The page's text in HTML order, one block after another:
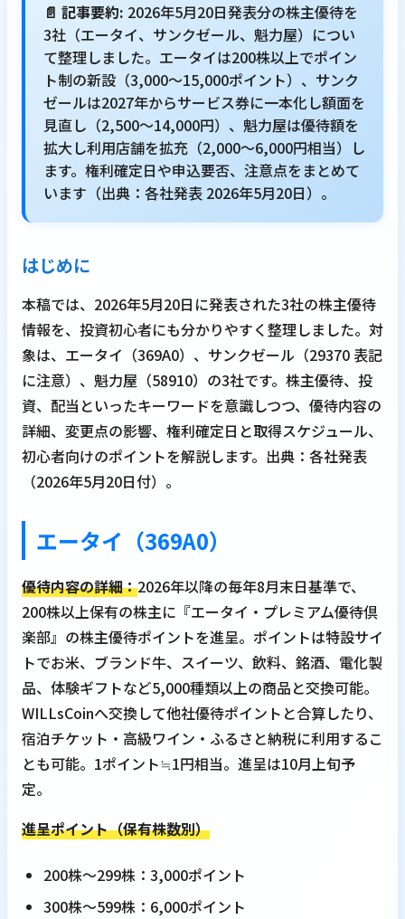
📄 記事要約: 2026年5月20日発表分の株主優待を
3社（エータイ、サンクゼール、魁力屋）につい
て整理しました。エータイは200株以上でポイン
ト制の新設（3,000～15,000ポイント）、サンク
ゼールは2027年からサービス券に一本化し額面を
見直し（2,500～14,000円）、魁力屋は優待額を
拡大し利用店舗を拡充（2,000～6,000円相当）し
ます。権利確定日や申込要否、注意点をまとめて
います（出典：各社発表 2026年5月20日）。
はじめに
本稿では、2026年5月20日に発表された3社の株主優待
情報を、投資初心者にも分かりやすく整理しました。対
象は、エータイ（369A0）、サンクゼール（29370 表記
に注意）、魁力屋（58910）の3社です。株主優待、投
資、配当といったキーワードを意識しつつ、優待内容の
詳細、変更点の影響、権利確定日と取得スケジュール、
初心者向けのポイントを解説します。出典：各社発表
（2026年5月20日付）。
エータイ（369A0）
優待内容の詳細：2026年以降の毎年8月末日基準で、
200株以上保有の株主に『エータイ・プレミアム優待倶
楽部』の株主優待ポイントを進呈。ポイントは特設サイ
トでお米、ブランド牛、スイーツ、飲料、銘酒、電化製
品、体験ギフトなど5,000種類以上の商品と交換可能。
WILLsCoinへ交換して他社優待ポイントと合算したり、
宿泊チケット・高級ワイン・ふるさと納税に利用するこ
とも可能。1ポイント≒1円相当。進呈は10月上旬予
定。
進呈ポイント（保有株数別）
200株～299株：3,000ポイント
300株～599株：6,000ポイント